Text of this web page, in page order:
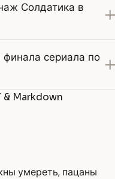
Солдатика в
сериала по
Markdown
умереть, пацаны